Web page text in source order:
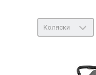
Коляски